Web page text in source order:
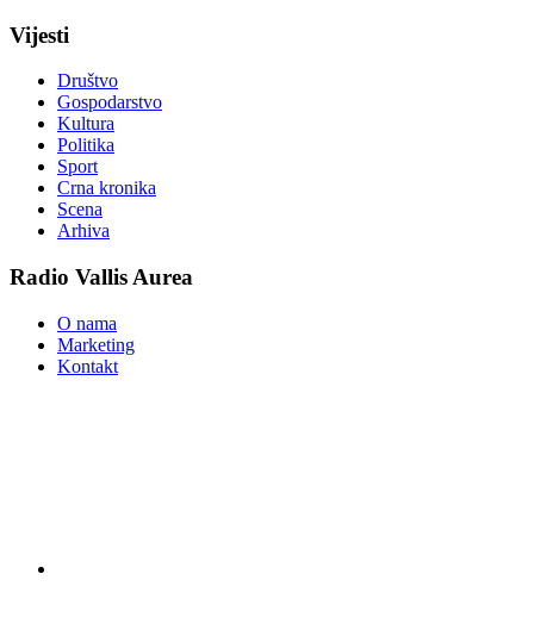
Vijesti
Društvo
Gospodarstvo
Kultura
Politika
Sport
Crna kronika
Scena
Arhiva
Radio Vallis Aurea
O nama
Marketing
Kontakt